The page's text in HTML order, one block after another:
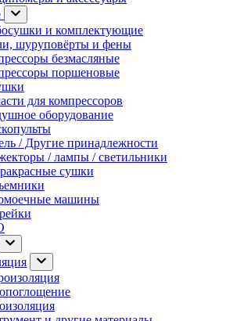
и комплектующие
шуруповёрты и фены
безмасляные
поршеновые
для компрессоров
оборудование
/ Другие принадлежности
/ лампы / светильники
сушки
машины